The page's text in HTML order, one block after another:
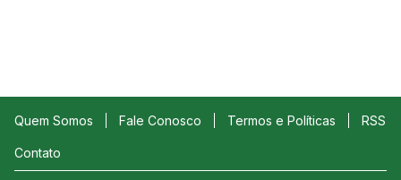
Quem Somos Fale Conosco Termos e Políticas RSS
Contato